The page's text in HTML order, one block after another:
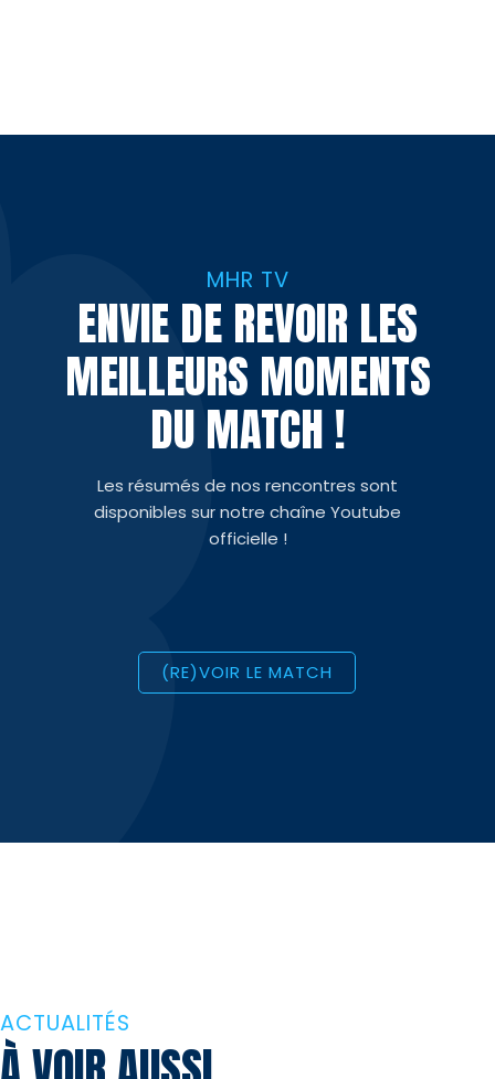
MHR TV
ENVIE DE REVOIR LES
MEILLEURS MOMENTS
DU MATCH !
Les résumés de nos rencontres sont
disponibles sur notre chaîne Youtube
officielle !
(RE)VOIR LE MATCH
ACTUALITÉS